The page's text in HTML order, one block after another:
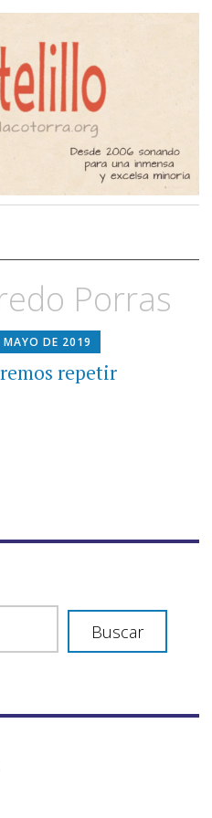
radio de música
Podcast
Porras
MAYO DE 2019
repetir
Buscar